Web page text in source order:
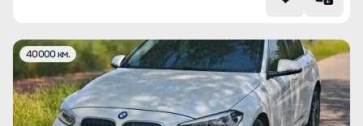
40000 км.